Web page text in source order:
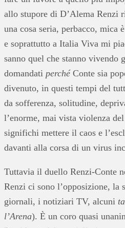
allo stupore di D’Alema Renzi
una cosa seria, perbacco, mica
e soprattutto a Italia Viva mi
sanno quel che stanno vivendo
domandati perchéConte sia
divenuto, in questi tempi del
da sofferenza, solitudine,
l’enorme, mai vista violenza
significhi mettere il caos e
davanti alla corsa di un virus
Tuttavia il duello Renzi-Conte
Renzi ci sono l’opposizione, la
giornali, i notiziari TV, alcuni
l’Arena). È un coro quasi